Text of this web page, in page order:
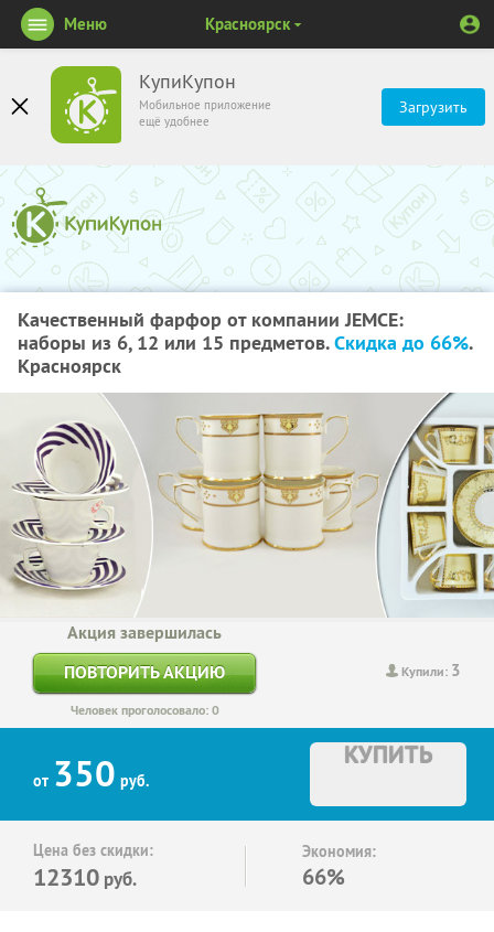
КупиКупон
Мобильное приложение
ещё удобнее
Загрузить
Меню Красноярск
Качественный фарфор от компании JEMCE:
наборы из 6, 12 или 15 предметов.Скидка до 66%.
Красноярск
Купили: 3
Акция завершилась
ПОВТОРИТЬ АКЦИЮ
Человек проголосовало: 0
от 350 руб.
КУПИТЬ
Цена без скидки:
12310 руб.
Экономия:
66%